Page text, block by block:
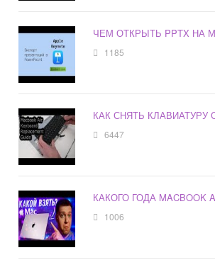
ЧЕМ ОТКРЫТЬ PPTX НА
1185
КАК СНЯТЬ КЛАВИАТУРУ
6447
КАКОГО ГОДА MACBOOK
1006